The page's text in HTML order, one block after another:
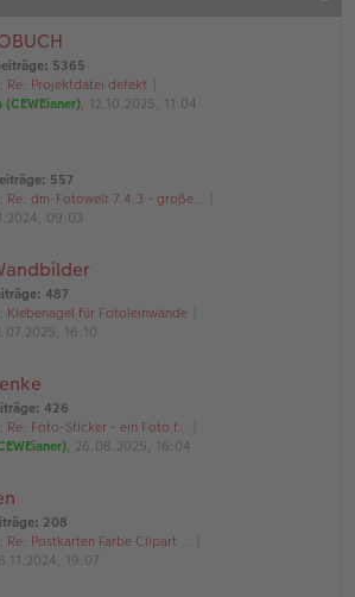
: 5365
Re: Projektdatei defekt
(CEWEianer), 12.10.2025, 11:04
: 557
Re: dm-Fotowelt 7.4.3 - große…
09:03
: 487
Klebenagel für Fotoleinwände
16:10
: 426
Re: Foto-Sticker - ein Foto f…
, 26.08.2025, 16:04
: 208
Re: Postkarten Farbe Clipart …
19:07